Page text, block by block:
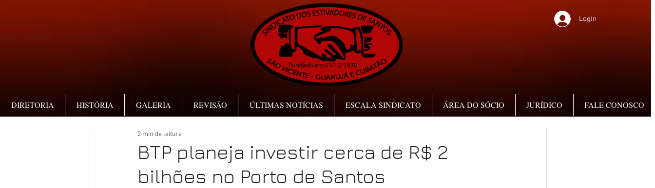
Login
DIRETORIA HISTÓRIA GALERIA REVISÃO ÚLTIMAS NOTÍCIAS ESCALA SINDICATO ÁREA DO SÓCIO JURÍDICO FALE CONOSCO
BTP planeja investir cerca de R$ 2
bilhões no Porto de Santos
2 min de leitura